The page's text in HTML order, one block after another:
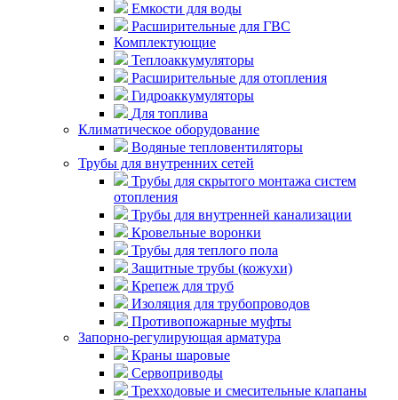
Емкости для воды
Расширительные для ГВС
Комплектующие
Теплоаккумуляторы
Расширительные для отопления
Гидроаккумуляторы
Для топлива
Климатическое оборудование
Водяные тепловентиляторы
Трубы для внутренних сетей
Трубы для скрытого монтажа систем
отопления
Трубы для внутренней канализации
Кровельные воронки
Трубы для теплого пола
Защитные трубы (кожухи)
Крепеж для труб
Изоляция для трубопроводов
Противопожарные муфты
Запорно-регулирующая арматура
Краны шаровые
Сервоприводы
Трехходовые и смесительные клапаны